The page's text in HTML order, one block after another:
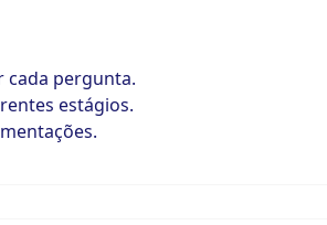
cada pergunta.
estágios.